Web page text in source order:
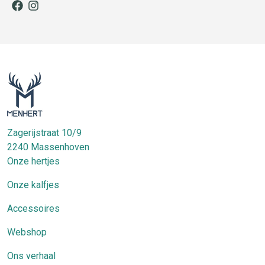
facebook
instagram
Zagerijstraat 10/9
2240 Massenhoven
Onze hertjes
Onze kalfjes
Accessoires
Webshop
Ons verhaal